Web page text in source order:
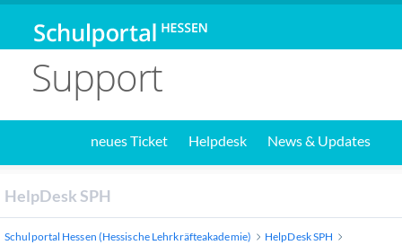
Support
neues Ticket Helpdesk News & Updates
HelpDesk SPH
Schulportal Hessen (Hessische Lehrkräfteakademie)
HelpDesk SPH